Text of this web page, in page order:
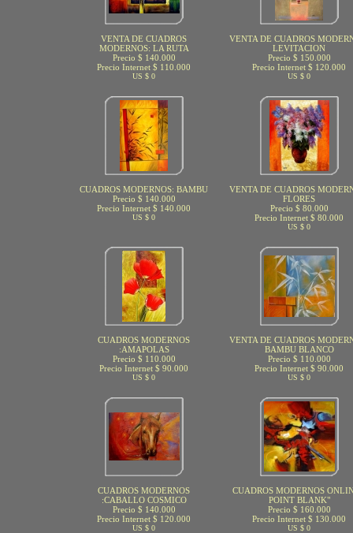
VENTA DE CUADROS
MODERNOS: LA RUTA
Precio $ 140.000
Precio Internet $ 110.000
US $ 0
VENTA DE CUADROS
LEVITACION
Precio $ 150.000
Precio Internet $ 120.000
US $ 0
CUADROS MODERNOS: BAMBU
Precio $ 140.000
Precio Internet $ 140.000
US $ 0
VENTA DE CUADROS
FLORES
Precio $ 80.000
Precio Internet $ 80.000
US $ 0
CUADROS MODERNOS
:AMAPOLAS
Precio $ 110.000
Precio Internet $ 90.000
US $ 0
VENTA DE CUADROS
BAMBU BLANCO
Precio $ 110.000
Precio Internet $ 90.000
US $ 0
CUADROS MODERNOS
:CABALLO COSMICO
Precio $ 140.000
Precio Internet $ 120.000
US $ 0
CUADROS MODERNOS
POINT BLANK"
Precio $ 160.000
Precio Internet $ 130.000
US $ 0